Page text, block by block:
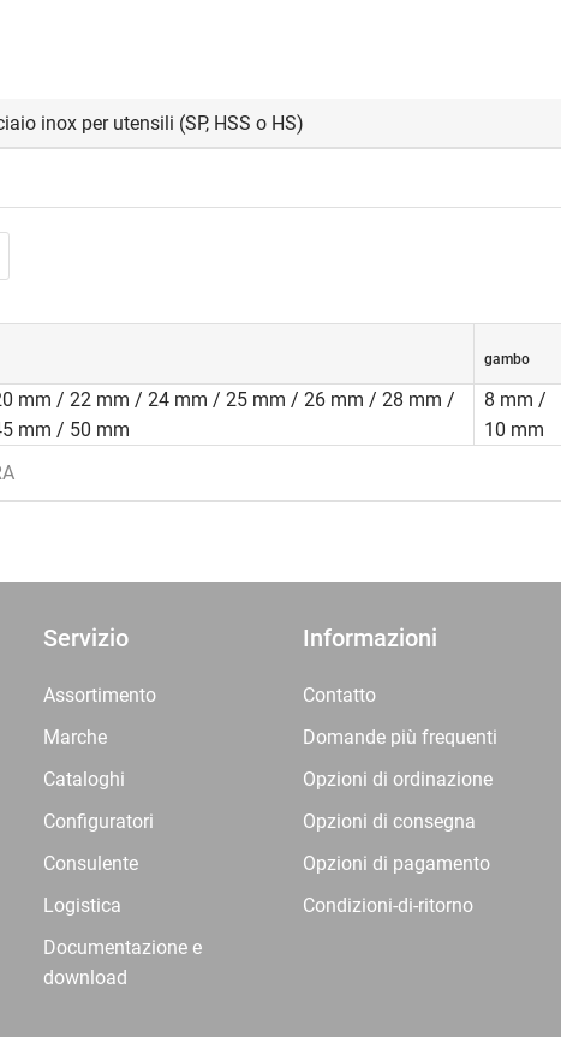
inox per utensili (SP, HSS o HS)
leggermente più affilati. Il pezzo può essere lavorato meglio,
del foro e l'assenza di strappi durante l'entrata nel pezzo
gambo
mm / 22 mm / 24 mm / 25 mm / 26 mm / 28 mm /
mm / 50 mm
8 mm /
10 mm
Servizio
Assortimento
Marche
Cataloghi
Configuratori
Consulente
Logistica
Documentazione e
download
Informazioni
Contatto
Domande più frequenti
Opzioni di ordinazione
Opzioni di consegna
Opzioni di pagamento
Condizioni-di-ritorno